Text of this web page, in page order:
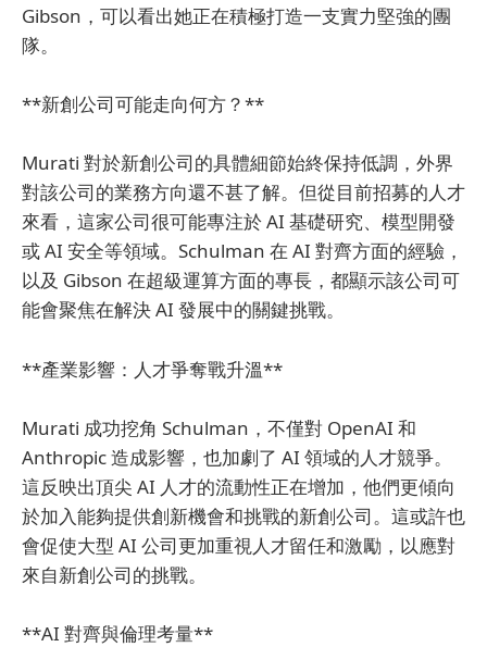
Gibson，可以看出她正在積極打造一支實力堅強的團
隊。
**新創公司可能走向何方？**
Murati 對於新創公司的具體細節始終保持低調，外界
對該公司的業務方向還不甚了解。但從目前招募的人才
來看，這家公司很可能專注於 AI 基礎研究、模型開發
或 AI 安全等領域。Schulman 在 AI 對齊方面的經驗，
以及 Gibson 在超級運算方面的專長，都顯示該公司可
能會聚焦在解決 AI 發展中的關鍵挑戰。
**產業影響：人才爭奪戰升溫**
Murati 成功挖角 Schulman，不僅對 OpenAI 和
Anthropic 造成影響，也加劇了 AI 領域的人才競爭。
這反映出頂尖 AI 人才的流動性正在增加，他們更傾向
於加入能夠提供創新機會和挑戰的新創公司。這或許也
會促使大型 AI 公司更加重視人才留任和激勵，以應對
來自新創公司的挑戰。
**AI 對齊與倫理考量**